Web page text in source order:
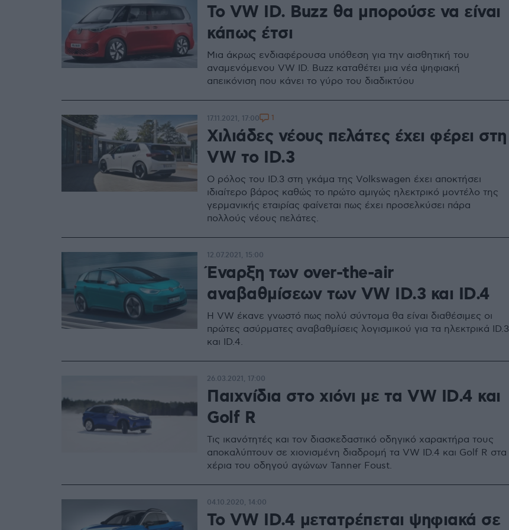
Το VW ID. Buzz θα μπορούσε να είναι
κάπως έτσι
Μια άκρως ενδιαφέρουσα υπόθεση για την αισθητική του
αναμενόμενου VW ID. Buzz καταθέτει μια νέα ψηφιακή
απεικόνιση που κάνει το γύρο του διαδικτύου
Χιλιάδες νέους πελάτες έχει φέρει στη
VW το ID.3
Ο ρόλος του ID.3 στη γκάμα της Volkswagen έχει αποκτήσει
ιδιαίτερο βάρος καθώς το πρώτο αμιγώς ηλεκτρικό μοντέλο της
γερμανικής εταιρίας φαίνεται πως έχει προσελκύσει πάρα
πολλούς νέους πελάτες.
17.11.2021, 17:00 1
Έναρξη των over-the-air
αναβαθμίσεων των VW ID.3 και ID.4
Η VW έκανε γνωστό πως πολύ σύντομα θα είναι διαθέσιμες οι
πρώτες ασύρματες αναβαθμίσεις λογισμικού για τα ηλεκτρικά ID.3
και ID.4.
12.07.2021, 15:00
Παιχνίδια στο χιόνι με τα VW ID.4 και
Golf R
Τις ικανότητές και τον διασκεδαστικό οδηγικό χαρακτήρα τους
αποκαλύπτουν σε χιονισμένη διαδρομή τα VW ID.4 και Golf R στα
χέρια του οδηγού αγώνων Tanner Foust.
26.03.2021, 17:00
Το VW ID.4 μετατρέπεται ψηφιακά σε
04.10.2020, 14:00